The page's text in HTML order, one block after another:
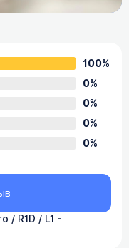
100%
0%
0%
0%
0%
/ R1D / L1 -